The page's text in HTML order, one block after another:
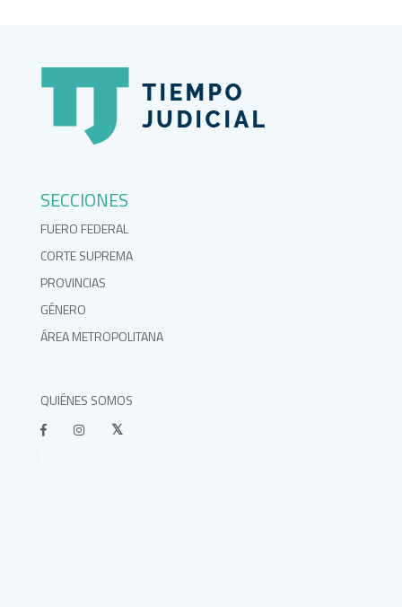
SECCIONES
FUERO FEDERAL
CORTE SUPREMA
PROVINCIAS
GÉNERO
ÁREA METROPOLITANA
QUIÉNES SOMOS